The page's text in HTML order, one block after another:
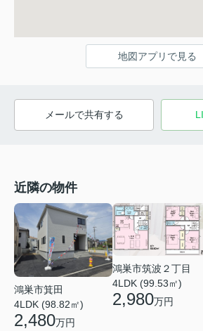
地図アプリで見る
メールで共有する
近隣の物件
鴻巣市箕田
4LDK (98.82㎡)
2,480万円
鴻巣市筑波２丁目
4LDK (99.53㎡)
2,980万円